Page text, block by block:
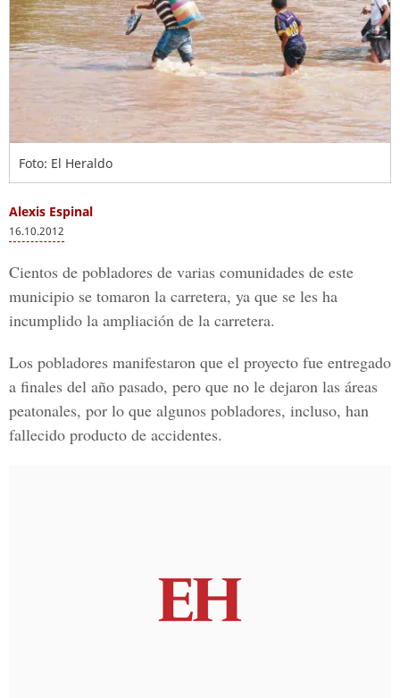
Foto: El Heraldo
Alexis Espinal
16.10.2012
Cientos de pobladores de varias comunidades de este
municipio se tomaron la carretera, ya que se les ha
incumplido la ampliación de la carretera.
Los pobladores manifestaron que el proyecto fue entregado
a finales del año pasado, pero que no le dejaron las áreas
peatonales, por lo que algunos pobladores, incluso, han
fallecido producto de accidentes.